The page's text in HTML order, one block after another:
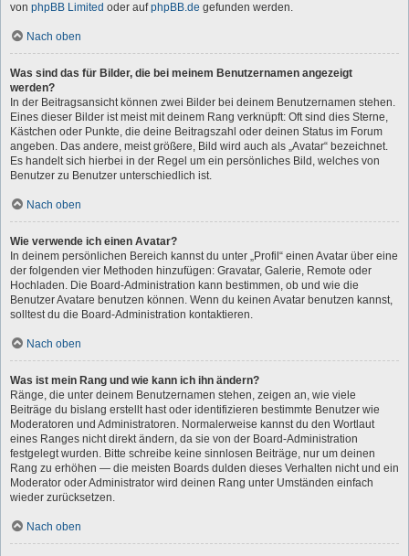
von phpBB Limited oder aufphpBB.de gefunden werden.
Nach oben
Was sind das für Bilder, die bei meinem Benutzernamen angezeigt
werden?
In der Beitragsansicht können zwei Bilder bei deinem Benutzernamen stehen.
Eines dieser Bilder ist meist mit deinem Rang verknüpft: Oft sind dies Sterne,
Kästchen oder Punkte, die deine Beitragszahl oder deinen Status im Forum
angeben. Das andere, meist größere, Bild wird auch als „Avatar“ bezeichnet.
Es handelt sich hierbei in der Regel um ein persönliches Bild, welches von
Benutzer zu Benutzer unterschiedlich ist.
Nach oben
Wie verwende ich einen Avatar?
In deinem persönlichen Bereich kannst du unter „Profil“ einen Avatar über eine
der folgenden vier Methoden hinzufügen: Gravatar, Galerie, Remote oder
Hochladen. Die Board-Administration kann bestimmen, ob und wie die
Benutzer Avatare benutzen können. Wenn du keinen Avatar benutzen kannst,
solltest du die Board-Administration kontaktieren.
Nach oben
Was ist mein Rang und wie kann ich ihn ändern?
Ränge, die unter deinem Benutzernamen stehen, zeigen an, wie viele
Beiträge du bislang erstellt hast oder identifizieren bestimmte Benutzer wie
Moderatoren und Administratoren. Normalerweise kannst du den Wortlaut
eines Ranges nicht direkt ändern, da sie von der Board-Administration
festgelegt wurden. Bitte schreibe keine sinnlosen Beiträge, nur um deinen
Rang zu erhöhen — die meisten Boards dulden dieses Verhalten nicht und ein
Moderator oder Administrator wird deinen Rang unter Umständen einfach
wieder zurücksetzen.
Nach oben